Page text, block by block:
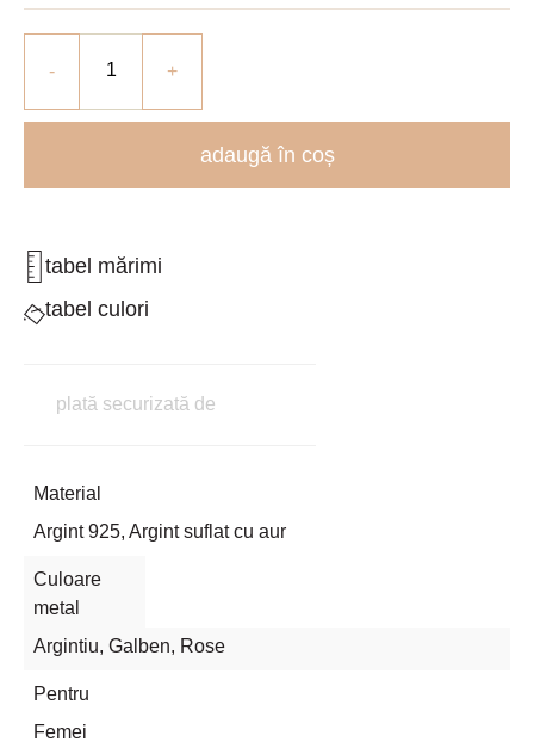
adaugă în coș
tabel mărimi
tabel culori
plată securizată de
Material
Argint 925, Argint suflat cu aur
Culoare
metal
Argintiu, Galben, Rose
Pentru
Femei